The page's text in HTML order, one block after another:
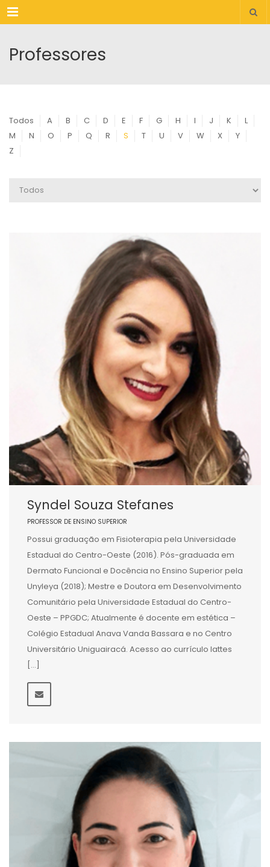
Menu
Professores
Todos A B C D E F G H I J K
L
M
N O P Q R S T U V W X
Y
Z
Syndel Souza Stefanes
PROFESSOR DE ENSINO SUPERIOR
Possui graduação em Fisioterapia pela Universidade
Estadual do Centro-Oeste (2016). Pós-graduada em
Dermato Funcional e Docência no Ensino Superior pela
Unyleya (2018); Mestre e Doutora em Desenvolvimento
Comunitário pela Universidade Estadual do Centro-
Oeste – PPGDC; Atualmente é docente em estética –
Colégio Estadual Anava Vanda Bassara e no Centro
Universitário Uniguairacá. Acesso ao currículo lattes
[…]